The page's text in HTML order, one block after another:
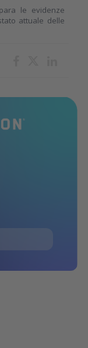
le evidenze
attuale delle